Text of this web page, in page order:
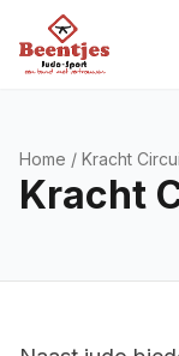
Home / Kracht
Kracht